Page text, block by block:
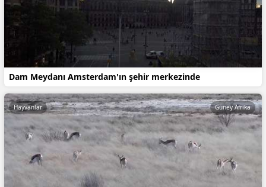
Dam Meydanı Amsterdam'ın şehir merkezinde
Hayvanlar Güney Afrika